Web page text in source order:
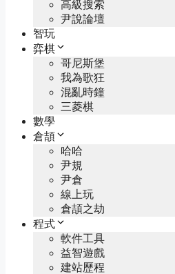
高級搜索
尹說論壇
智玩
弈棋
哥尼斯堡
我為歌狂
混亂時鐘
三菱棋
數學
倉頡
哈哈
尹規
尹倉
線上玩
倉頡之劫
程式
軟件工具
益智遊戲
建站歷程